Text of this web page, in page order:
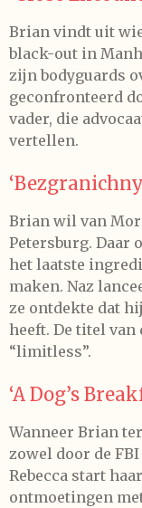
Brian vindt uit
black-out in
zijn bodyguards
geconfronteerd
vader, die
vertellen.
Brian wil van
Petersburg. Daar
het laatste
maken. Naz
ze ontdekte dat
heeft. De titel van
“limitless”.
‘A Dog’s
Wanneer Brian
zowel door de
Rebecca start
ontmoetingen